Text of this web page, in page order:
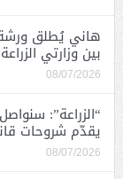
هاني يُطلق ورشة
بين وزارتي
08/07/2026
“الزراعة”:
يقدّم شروحات
08/07/2026